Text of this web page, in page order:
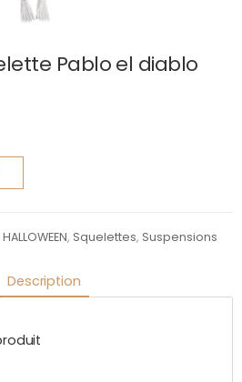
Pablo el diablo
HALLOWEEN, Squelettes, Suspensions
Description